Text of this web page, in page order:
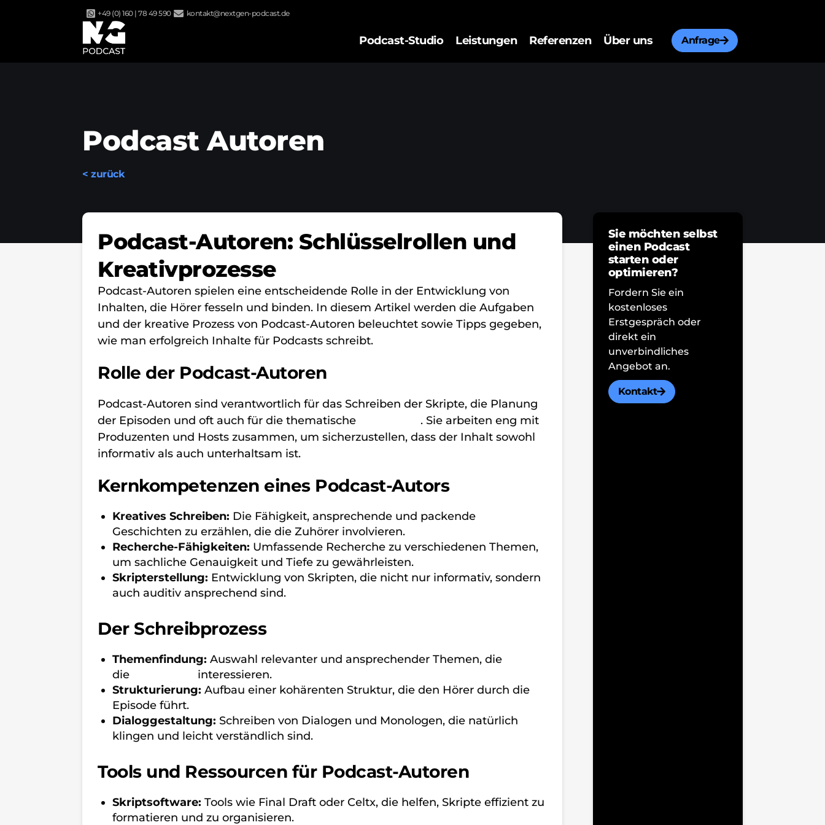
+49 (0) 160 | 78 49 590 kontakt@nextgen-podcast.de
Podcast-Studio Leistungen Referenzen Über uns Anfrage
Podcast Autoren
< zurück
Podcast-Autoren: Schlüsselrollen und
Kreativprozesse
Podcast-Autoren spielen eine entscheidende Rolle in der Entwicklung von
Inhalten, die Hörer fesseln und binden. In diesem Artikel werden die Aufgaben
und der kreative Prozess von Podcast-Autoren beleuchtet sowie Tipps gegeben,
wie man erfolgreich Inhalte für Podcasts schreibt.
Rolle der Podcast-Autoren
Podcast-Autoren sind verantwortlich für das Schreiben der Skripte, die Planung
der Episoden und oft auch für die thematische
. Sie arbeiten eng mit
Produzenten und Hosts zusammen, um sicherzustellen, dass der Inhalt sowohl
informativ als auch unterhaltsam ist.
Kernkompetenzen eines Podcast-Autors
Kreatives Schreiben: Die Fähigkeit, ansprechende und packende
Geschichten zu erzählen, die die Zuhörer involvieren.
Recherche-Fähigkeiten: Umfassende Recherche zu verschiedenen Themen,
um sachliche Genauigkeit und Tiefe zu gewährleisten.
Skripterstellung: Entwicklung von Skripten, die nicht nur informativ, sondern
auch auditiv ansprechend sind.
Der Schreibprozess
Themenfindung: Auswahl relevanter und ansprechender Themen, die
die
interessieren.
Strukturierung: Aufbau einer kohärenten Struktur, die den Hörer durch die
Episode führt.
Dialoggestaltung: Schreiben von Dialogen und Monologen, die natürlich
klingen und leicht verständlich sind.
Tools und Ressourcen für Podcast-Autoren
Skriptsoftware: Tools wie Final Draft oder Celtx, die helfen, Skripte effizient zu
formatieren und zu organisieren.
Sie möchten selbst
einen Podcast
starten oder
optimieren?
Fordern Sie ein
kostenloses
Erstgespräch oder
direkt ein
unverbindliches
Angebot an.
Kontakt